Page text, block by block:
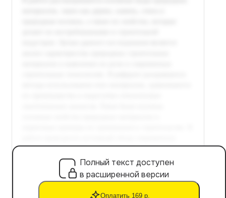
Полный текст доступен
в расширенной версии
Оплатить 169 р.